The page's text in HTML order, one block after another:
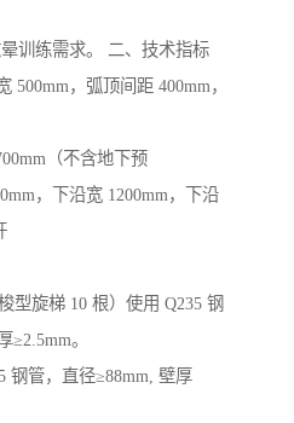
训练需求。 二、技术指标
500mm，弧顶间距 400mm，
（不含地下预
，下沿宽 1200mm，下沿
型旋梯 10 根）使用 Q235 钢
≥2.5mm。
钢管，直径≥88mm, 壁厚